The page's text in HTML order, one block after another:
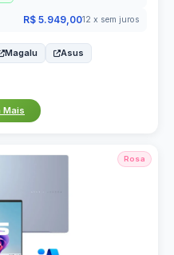
R$ 5.949,0012 x sem juros
Magalu
Asus
Mais
Rosa